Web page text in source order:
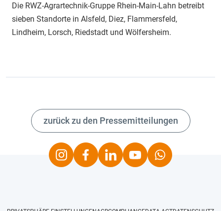
Die RWZ-Agrartechnik-Gruppe Rhein-Main-Lahn betreibt
sieben Standorte in Alsfeld, Diez, Flammersfeld,
Lindheim, Lorsch, Riedstadt und Wölfersheim.
zurück zu den Pressemitteilungen
Instagram
Facebook
LinkedInYoutubeWhatsapp